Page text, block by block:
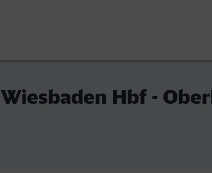
Wiesbaden Hbf -